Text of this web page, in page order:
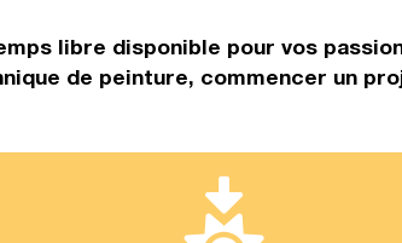
libre disponible pour vos
de peinture, commencer un